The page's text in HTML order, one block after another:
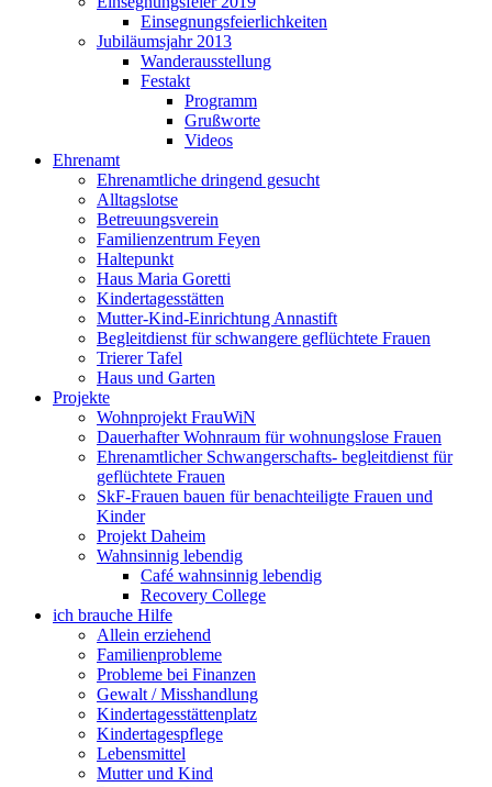
Einsegnungsfeierlichkeiten
Jubiläumsjahr 2013
Wanderausstellung
Festakt
Programm
Grußworte
Videos
Ehrenamt
Ehrenamtliche dringend gesucht
Alltagslotse
Betreuungsverein
Familienzentrum Feyen
Haltepunkt
Haus Maria Goretti
Kindertagesstätten
Mutter-Kind-Einrichtung Annastift
Begleitdienst für schwangere geflüchtete Frauen
Trierer Tafel
Haus und Garten
Projekte
Wohnprojekt FrauWiN
Dauerhafter Wohnraum für wohnungslose Frauen
Ehrenamtlicher Schwangerschafts- begleitdienst für
geflüchtete Frauen
SkF-Frauen bauen für benachteiligte Frauen und
Kinder
Projekt Daheim
Wahnsinnig lebendig
Café wahnsinnig lebendig
Recovery College
ich brauche Hilfe
Allein erziehend
Familienprobleme
Probleme bei Finanzen
Gewalt / Misshandlung
Kindertagesstättenplatz
Kindertagespflege
Lebensmittel
Mutter und Kind